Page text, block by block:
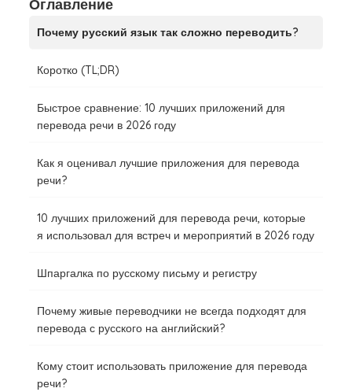
Оглавление
Почему русский язык так сложно переводить?
Коротко (TL;DR)
Быстрое сравнение: 10 лучших приложений для
перевода речи в 2026 году
‍Как я оценивал лучшие приложения для перевода
речи?
10 лучших приложений для перевода речи, которые
я использовал для встреч и мероприятий в 2026 году
Шпаргалка по русскому письму и регистру
Почему живые переводчики не всегда подходят для
перевода с русского на английский?
Кому стоит использовать приложение для перевода
речи?